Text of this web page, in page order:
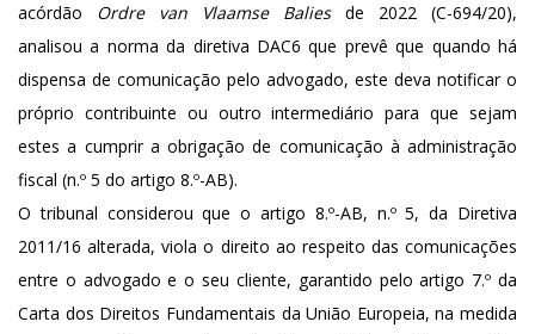
acórdão Ordre van Vlaamse Balies de 2022 (C-694/20),
analisou a norma da diretiva DAC6 que prevê que quando há
dispensa de comunicação pelo advogado, este deva notificar o
próprio contribuinte ou outro intermediário para que sejam
estes a cumprir a obrigação de comunicação à administração
fiscal (n.º 5 do artigo 8.º-AB).
O tribunal considerou que o artigo 8.º-AB, n.º 5, da Diretiva
2011/16 alterada, viola o direito ao respeito das comunicações
entre o advogado e o seu cliente, garantido pelo artigo 7.º da
Carta dos Direitos Fundamentais da União Europeia, na medida